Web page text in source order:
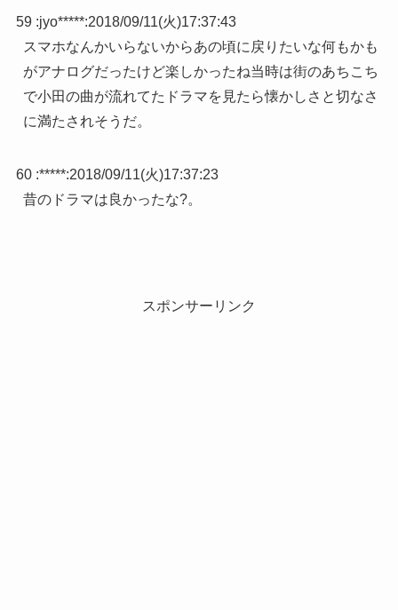
59 :jyo*****:2018/09/11(火)17:37:43
スマホなんかいらないからあの頃に戻りたいな何もかも
がアナログだったけど楽しかったね当時は街のあちこち
で小田の曲が流れてたドラマを見たら懐かしさと切なさ
に満たされそうだ。
60 :*****:2018/09/11(火)17:37:23
昔のドラマは良かったな?。
スポンサーリンク